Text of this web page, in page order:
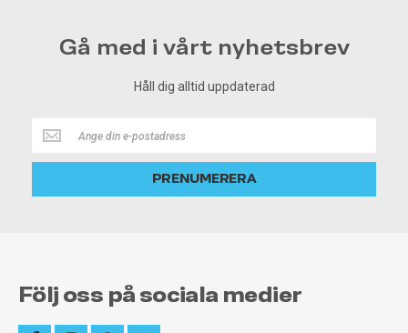
Gå med i vårt nyhetsbrev
Håll dig alltid uppdaterad
Håll
dig
alltid
PRENUMERERA
Följ oss på sociala medier